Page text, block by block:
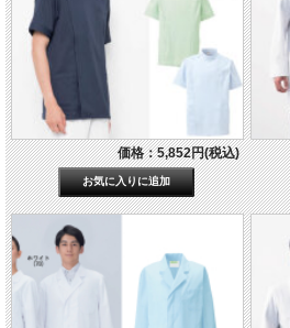
価格：5,852円(税込)